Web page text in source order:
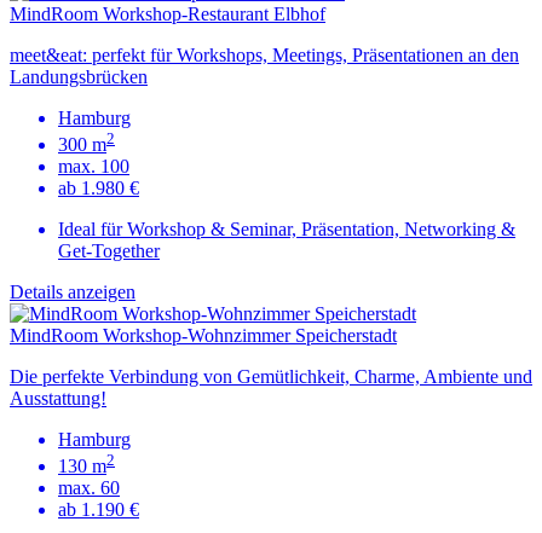
MindRoom Workshop-Restaurant Elbhof
meet&eat: perfekt für Workshops, Meetings, Präsentationen an den
Landungsbrücken
Hamburg
300 m2
max. 100
ab 1.980 €
Ideal für Workshop & Seminar, Präsentation, Networking &
Get-Together
Details anzeigen
MindRoom Workshop-Wohnzimmer Speicherstadt
Die perfekte Verbindung von Gemütlichkeit, Charme, Ambiente und
Ausstattung!
Hamburg
130 m2
max. 60
ab 1.190 €